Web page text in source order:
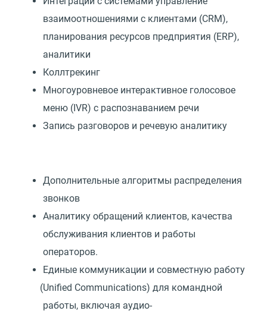
взаимоотношениями с клиентами (CRM),
планирования ресурсов предприятия (ERP),
аналитики
Коллтрекинг
Многоуровневое интерактивное голосовое
меню ( IVR) с распознаванием речи
Запись разговоров и речевую аналитику
Дополнительные алгоритмы распределения
звонков
Аналитику обращений клиентов, качества
обслуживания клиентов и работы
операторов.
Единые коммуникации и совместную работу
(Unified Communications) для командной
работы, включая аудио-